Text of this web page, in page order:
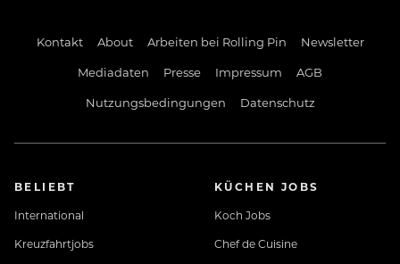
Kontakt About Arbeiten bei Rolling Pin
Newsletter
Mediadaten
Presse Impressum
AGB
Nutzungsbedingungen
Datenschutz
BELIEBT
International
Kreuzfahrtjobs
KÜCHEN JOBS
Koch Jobs
Chef de Cuisine